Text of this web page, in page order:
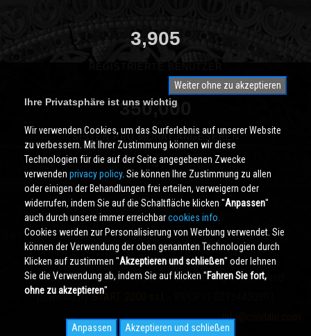
3,905
350,000
SEITEN PRO MONAT ANGESEHEN
Cividale.COMCopyright © 2000 - 2026 All Rights Reserved
powered bySTART 2000 s.r.l.
info@cividale.com
Weiter ohne zu akzeptieren
Ihre Privatsphäre ist uns wichtig
Wir verwenden Cookies, um das Surferlebnis auf unserer Website
zu verbessern. Mit Ihrer Zustimmung können wir diese
Technologien für die auf der Seite angegebenen Zwecke
verwenden privacy policy. Sie können Ihre Zustimmung zu allen
oder einigen der Behandlungen frei erteilen, verweigern oder
widerrufen, indem Sie auf die Schaltfläche klicken ''Anpassen''
auch durch unsere immer erreichbarcookies info.
Cookies werden zur Personalisierung von Werbung verwendet. Sie
können der Verwendung der oben genannten Technologien durch
Klicken auf zustimmen ''Akzeptieren und schließen'' oder lehnen
Sie die Verwendung ab, indem Sie auf klicken ''Fahren Sie fort,
ohne zu akzeptieren''
Anpassen Akzeptieren und schließen